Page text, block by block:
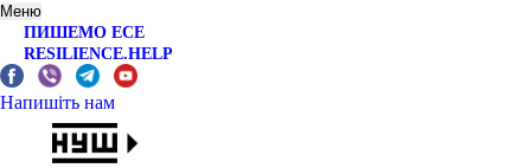
Меню
ПИШЕМО ЕСЕ
RESILIENCE.HELP
Напишіть нам